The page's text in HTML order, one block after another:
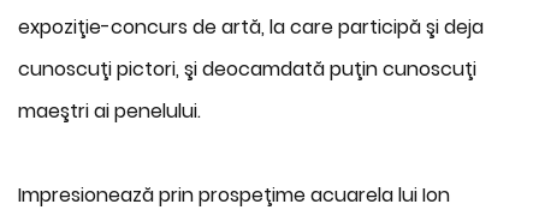
expoziţie-concurs de artă, la care participă şi deja
cunoscuţi pictori, şi deocamdată puţin cunoscuţi
maeştri ai penelului.
Impresionează prin prospeţime acuarela lui Ion